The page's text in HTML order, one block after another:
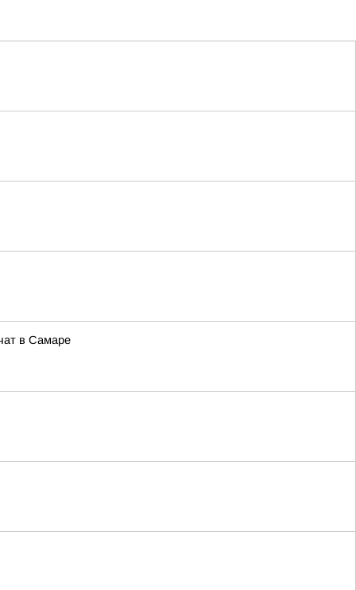
в Самаре